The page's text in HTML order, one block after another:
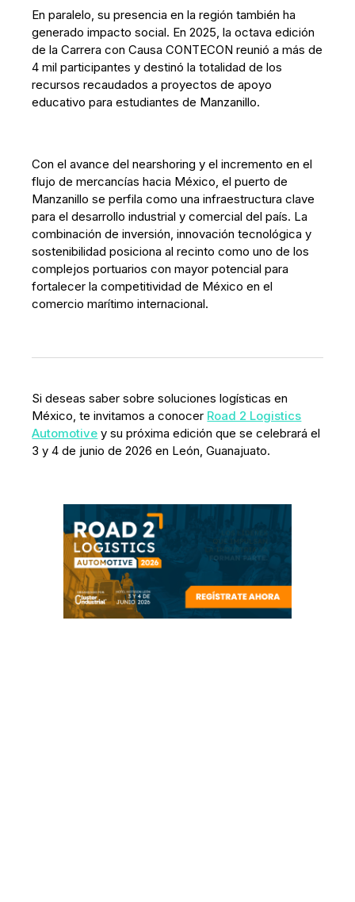
En paralelo, su presencia en la región también ha
generado impacto social. En 2025, la octava edición
de la Carrera con Causa CONTECON reunió a más de
4 mil participantes y destinó la totalidad de los
recursos recaudados a proyectos de apoyo
educativo para estudiantes de Manzanillo.
Con el avance del nearshoring y el incremento en el
flujo de mercancías hacia México, el puerto de
Manzanillo se perfila como una infraestructura clave
para el desarrollo industrial y comercial del país. La
combinación de inversión, innovación tecnológica y
sostenibilidad posiciona al recinto como uno de los
complejos portuarios con mayor potencial para
fortalecer la competitividad de México en el
comercio marítimo internacional.
Si deseas saber sobre soluciones logísticas en
México, te invitamos a conocer Road 2 Logistics
Automotive y su próxima edición que se celebrará el
3 y 4 de junio de 2026 en León, Guanajuato.